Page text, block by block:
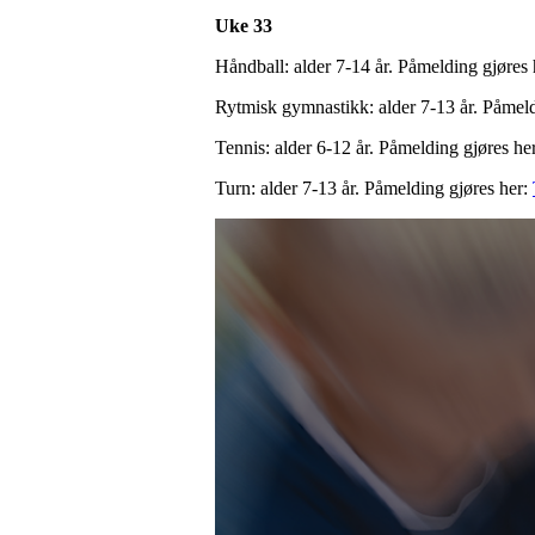
Uke 33
Håndball: alder 7-14 år. Påmelding
Rytmisk gymnastikk: alder 7-13 år.
Tennis: alder 6-12 år. Påmelding gjøres
Turn: alder 7-13 år. Påmelding gjøres her: